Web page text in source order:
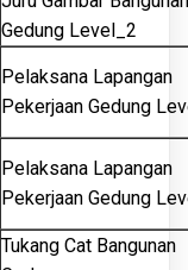
Gedung Level_2
Pelaksana Lapangan
Pekerjaan Gedung
Pelaksana Lapangan
Pekerjaan Gedung
Tukang Cat Bangunan